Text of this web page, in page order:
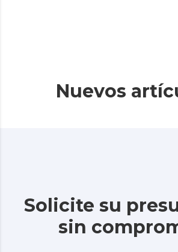
Nuevos
Solicite su
sin